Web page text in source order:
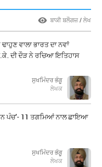
ਬਾਕੀ ਬਲੌਗਜ਼ / ਲੇਖ
ਵਾਲਾ ਭਾਰਤ ਦਾ ਨਵਾਂ
ਦੀ ਦੌੜ ਨੇ ਰਚਿਆ ਇਤਿਹਾਸ
ਸੁਖਮਿੰਦਰ ਭੰਗੂ
ਲੇਖਕ
ਪੰਚ’- 11 ਤਗਮਿਆਂ ਨਾਲ ਛਾਇਆ
ਸੁਖਮਿੰਦਰ ਭੰਗੂ
ਲੇਖਕ